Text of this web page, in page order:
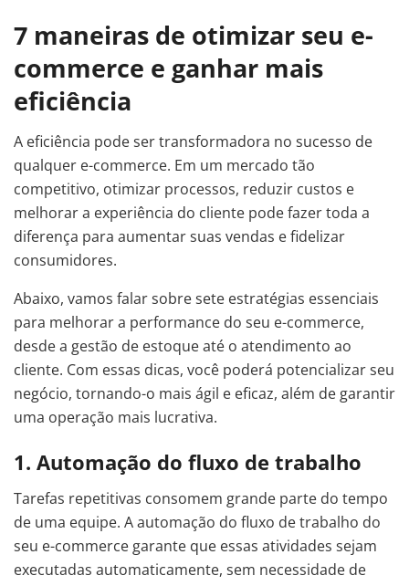
7 maneiras de otimizar seu e-
commerce e ganhar mais
eficiência
A eficiência pode ser transformadora no sucesso de
qualquer e-commerce. Em um mercado tão
competitivo, otimizar processos, reduzir custos e
melhorar a experiência do cliente pode fazer toda a
diferença para aumentar suas vendas e fidelizar
consumidores.
Abaixo, vamos falar sobre sete estratégias essenciais
para melhorar a performance do seu e-commerce,
desde a gestão de estoque até o atendimento ao
cliente. Com essas dicas, você poderá potencializar seu
negócio, tornando-o mais ágil e eficaz, além de garantir
uma operação mais lucrativa.
1. Automação do fluxo de trabalho
Tarefas repetitivas consomem grande parte do tempo
de uma equipe. A automação do fluxo de trabalho do
seu e-commerce garante que essas atividades sejam
executadas automaticamente, sem necessidade de